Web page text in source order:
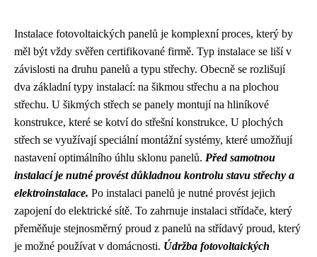
Instalace fotovoltaických panelů je komplexní proces, který by
měl být vždy svěřen certifikované firmě. Typ instalace se liší v
závislosti na druhu panelů a typu střechy. Obecně se rozlišují
dva základní typy instalací: na šikmou střechu a na plochou
střechu. U šikmých střech se panely montují na hliníkové
konstrukce, které se kotví do střešní konstrukce. U plochých
střech se využívají speciální montážní systémy, které umožňují
nastavení optimálního úhlu sklonu panelů. Před samotnou
instalací je nutné provést důkladnou kontrolu stavu střechy a
elektroinstalace. Po instalaci panelů je nutné provést jejich
zapojení do elektrické sítě. To zahrnuje instalaci střídače, který
přeměňuje stejnosměrný proud z panelů na střídavý proud, který
je možné používat v domácnosti. Údržba fotovoltaických